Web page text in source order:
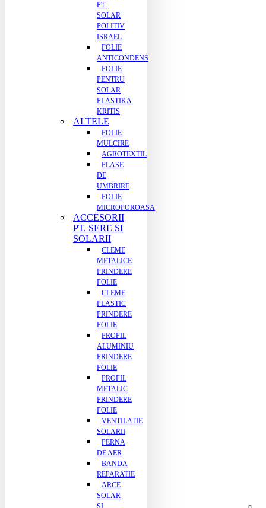
PT.
SOLAR
POLITIV
ISRAEL
FOLIE
ANTICONDENS
FOLIE
PENTRU
SOLAR
PLASTIKA
KRITIS
ALTELE
FOLIE
MULCIRE
AGROTEXTIL
PLASE
DE
UMBRIRE
FOLIE
MICROPOROASA
ACCESORII
PT. SERE SI
SOLARII
CLEME
METALICE
PRINDERE
FOLIE
CLEME
PLASTIC
PRINDERE
FOLIE
PROFIL
ALUMINIU
PRINDERE
FOLIE
PROFIL
METALIC
PRINDERE
FOLIE
VENTILATIE
SOLARII
PERNA
DE AER
BANDA
REPARATIE
ARCE
SOLAR
SI